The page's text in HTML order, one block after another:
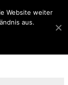
Website weiter
aus.